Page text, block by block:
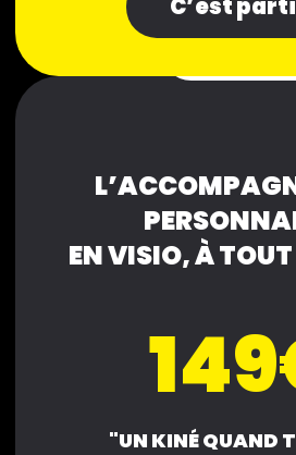
C’est
EN VISIO, À
"UN KINÉ QUAND